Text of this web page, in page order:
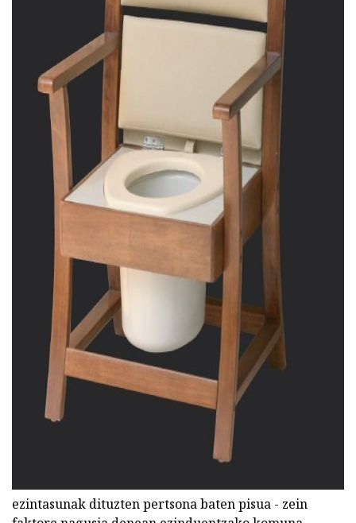
ad
ezintasunak dituzten pertsona baten pisua - zein